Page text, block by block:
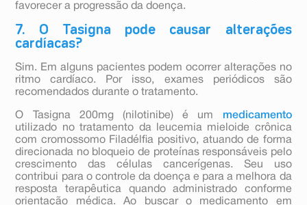
favorecer a progressão da doença.
7. O Tasigna pode causar alterações
cardíacas?
Sim. Em alguns pacientes podem ocorrer alterações no
ritmo cardíaco. Por isso, exames periódicos são
recomendados durante o tratamento.
O Tasigna 200mg (nilotinibe) é um medicamento
utilizado no tratamento da leucemia mieloide crônica
com cromossomo Filadélfia positivo, atuando de forma
direcionada no bloqueio de proteínas responsáveis pelo
crescimento das células cancerígenas. Seu uso
contribui para o controle da doença e para a melhora da
resposta terapêutica quando administrado conforme
orientação médica. Ao buscar o medicamento em